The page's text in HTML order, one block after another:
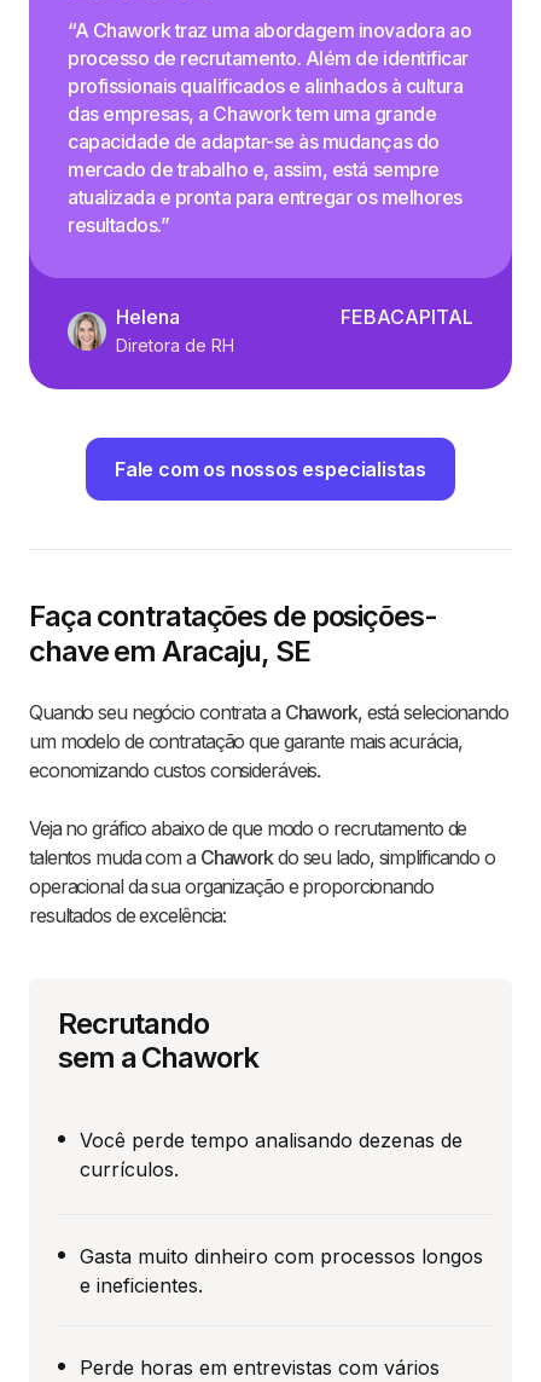
“A Chawork traz uma abordagem inovadora ao
processo de recrutamento. Além de identificar
profissionais qualificados e alinhados à cultura
das empresas, a Chawork tem uma grande
capacidade de adaptar-se às mudanças do
mercado de trabalho e, assim, está sempre
atualizada e pronta para entregar os melhores
resultados.”
Helena
Diretora de RH
FEBACAPITAL
Fale com os nossos especialistas
Faça contratações de posições-
chave em Aracaju, SE
Quando seu negócio contrata a Chawork, está selecionando
um modelo de contratação que garante mais acurácia,
economizando custos consideráveis.
Veja no gráfico abaixo de que modo o recrutamento de
talentos muda com a Chaworkdo seu lado, simplificando o
operacional da sua organização e proporcionando
resultados de excelência:
Recrutando
sem a Chawork
Você perde tempo analisando dezenas de
currículos.
Gasta muito dinheiro com processos longos
e ineficientes.
Perde horas em entrevistas com vários